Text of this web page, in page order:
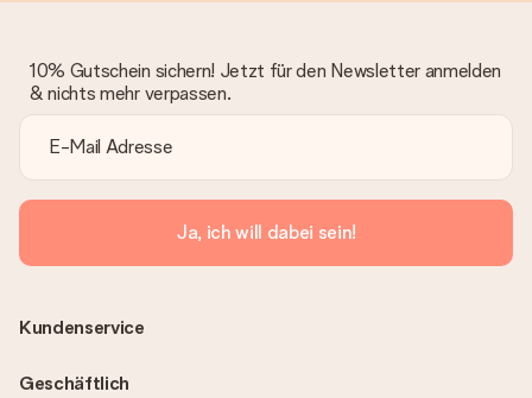
10% Gutschein sichern! Jetzt für den Newsletter anmelden
& nichts mehr verpassen.
Ja, ich will dabei sein!
Kundenservice
Geschäftlich